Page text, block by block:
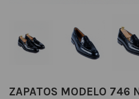
ZAPATOS MODELO 746